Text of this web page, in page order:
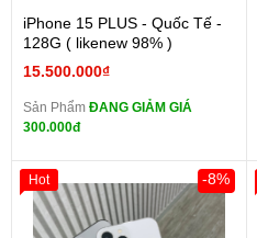
iPhone 15 PLUS - Quốc Tế -
128G ( likenew 98% )
15.500.000₫
Sản Phẩm ĐANG GIẢM GIÁ
300.000đ
-8%
Hot